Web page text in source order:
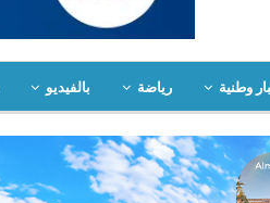
وطنية رياضة بالفيديو